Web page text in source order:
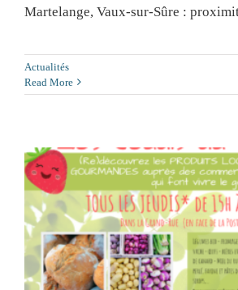
Martelange, Vaux-sur-Sûre :
Actualités
Read More